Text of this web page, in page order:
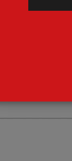
général de la
féderale de Sud
idées les plus
comme dans le